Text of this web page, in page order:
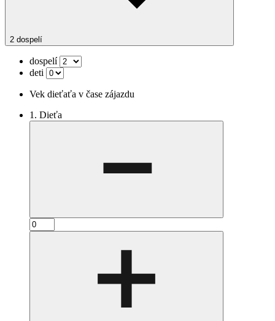
2 dospelí
dospelí
deti
Vek dieťaťa v čase zájazdu
1. Dieťa